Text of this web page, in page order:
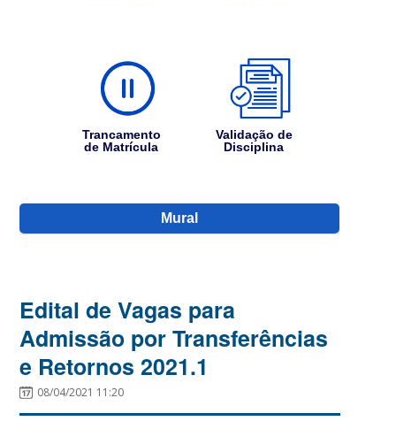
Trancamento
de Matrícula
Validação de
Disciplina
Mural
Edital de Vagas para
Admissão por Transferências
e Retornos 2021.1
08/04/2021 11:20